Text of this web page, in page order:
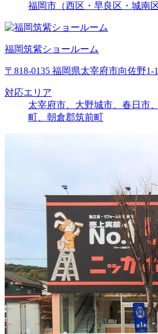
福岡市（西区・早良区・城南
福岡筑紫ショールーム
〒818-0135 福岡県太宰府市向佐野1-
対応エリア
太宰府市、大野城市、春日市
町、朝倉郡筑前町